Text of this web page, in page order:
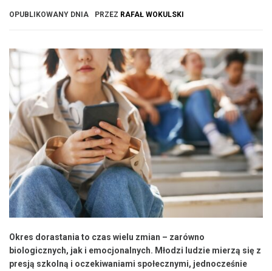
OPUBLIKOWANY DNIA PRZEZ RAFAŁ WOKULSKI
Okres dorastania to czas wielu zmian – zarówno
biologicznych, jak i emocjonalnych. Młodzi ludzie mierzą się z
presją szkolną i oczekiwaniami społecznymi, jednocześnie